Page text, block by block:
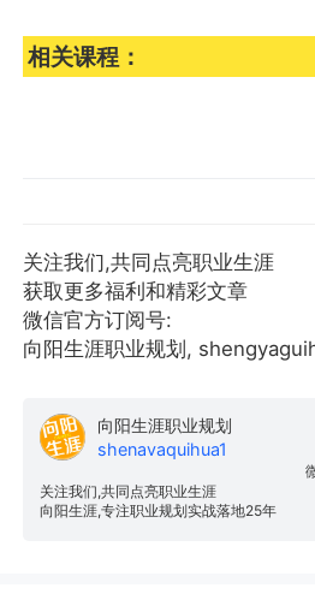
相关课程：
关注我们,共同点亮职业生涯
获取更多福利和精彩文章
微信官方订阅号:
向阳生涯职业规划,
向阳生涯职业规划
shenavaquihua1
关注我们,共同点亮职业生涯
向阳生涯,专注职业规划实战落地25年